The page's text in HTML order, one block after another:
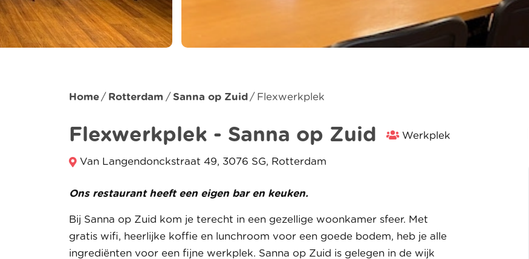
Home Rotterdam Sanna op Zuid Flexwerkplek
Flexwerkplek - Sanna op Zuid Werkplek
Van Langendonckstraat 49, 3076 SG, Rotterdam
Ons restaurant heeft een eigen bar en keuken.
Bij Sanna op Zuid kom je terecht in een gezellige woonkamer sfeer. Met
gratis wifi, heerlijke koffie en lunchroom voor een goede bodem, heb je alle
ingrediënten voor een fijne werkplek. Sanna op Zuid is gelegen in de wijk